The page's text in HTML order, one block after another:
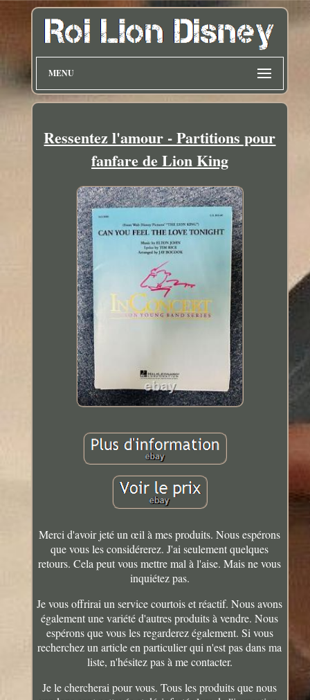
MENU
Ressentez l'amour - Partitions pour
fanfare de Lion King
Merci d'avoir jeté un œil à mes produits. Nous espérons
que vous les considérerez. J'ai seulement quelques
retours. Cela peut vous mettre mal à l'aise. Mais ne vous
inquiétez pas.
Je vous offrirai un service courtois et réactif. Nous avons
également une variété d'autres produits à vendre. Nous
espérons que vous les regarderez également. Si vous
recherchez un article en particulier qui n'est pas dans ma
liste, n'hésitez pas à me contacter.
Je le chercherai pour vous. Tous les produits que nous